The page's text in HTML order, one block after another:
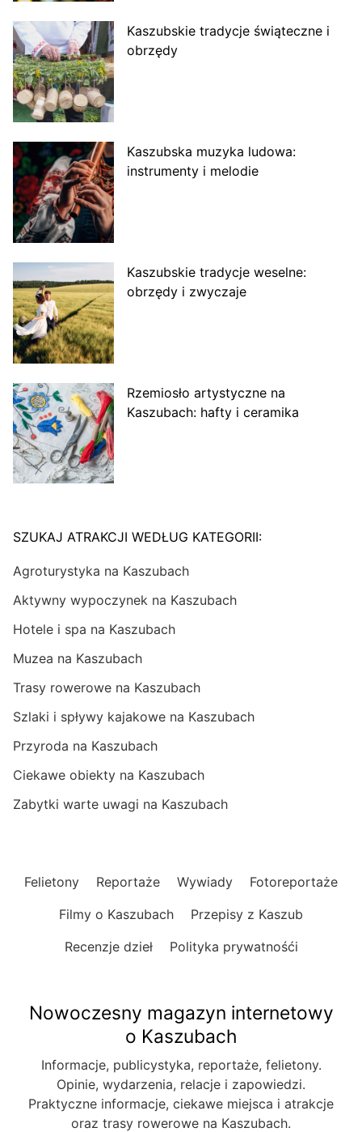
Kaszubskie tradycje świąteczne i
obrzędy
Kaszubska muzyka ludowa:
instrumenty i melodie
Kaszubskie tradycje weselne:
obrzędy i zwyczaje
Rzemiosło artystyczne na
Kaszubach: hafty i ceramika
SZUKAJ ATRAKCJI WEDŁUG KATEGORII:
Agroturystyka na Kaszubach
Aktywny wypoczynek na Kaszubach
Hotele i spa na Kaszubach
Muzea na Kaszubach
Trasy rowerowe na Kaszubach
Szlaki i spływy kajakowe na Kaszubach
Przyroda na Kaszubach
Ciekawe obiekty na Kaszubach
Zabytki warte uwagi na Kaszubach
Felietony Reportaże Wywiady
Fotoreportaże
Filmy o Kaszubach
Przepisy z Kaszub
Recenzje dzieł
Polityka prywatnośći
Nowoczesny magazyn internetowy
o Kaszubach
Informacje, publicystyka, reportaże, felietony.
Opinie, wydarzenia, relacje i zapowiedzi.
Praktyczne informacje, ciekawe miejsca i atrakcje
oraz trasy rowerowe na Kaszubach.